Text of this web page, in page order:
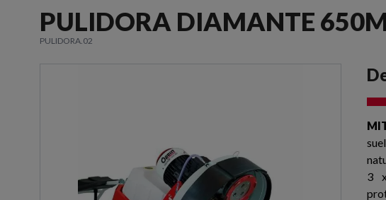
PULIDORA DIAMANTE
PULIDORA.02
3